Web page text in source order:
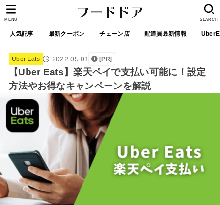
人気記事 最新クーポン チェーン店 配達員最新情報
SEARCH
MENU
Uber Eats 2022.05.01 [PR]
【Uber Eats】楽天ペイで支払い可能に！設定
方法やお得なキャンペーンを解説